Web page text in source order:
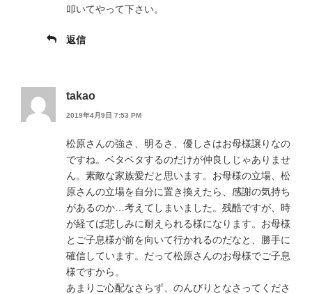
叩いてやって下さい。
返信
takao
2019年4月9日 7:53 PM
松原さんの強さ、明るさ、優しさはお母様譲りなの
ですね。ベタベタするのだけが仲良しじゃありませ
ん。素敵な家族愛だと思います。お母様の立場、松
原さんの立場を自分に置き換えたら、感謝の気持ち
があるのか…考えてしまいました。残酷ですが、時
が経てば悲しみに耐えられる様になります。お母様
とご子息様が前を向いて行かれるのだなと、勝手に
確信しています。だって松原さんのお母様でご子息
様ですから。
あまりご心配なさらず、のんびりとなさってくださ